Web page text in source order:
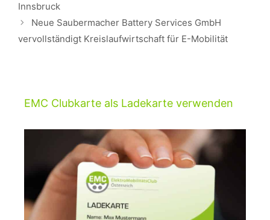
Innsbruck
Neue Saubermacher Battery Services GmbH
vervollständigt Kreislaufwirtschaft für E-Mobilität
EMC Clubkarte als Ladekarte verwenden